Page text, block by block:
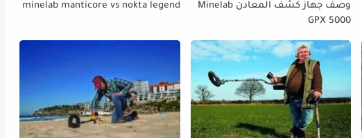
وصف جهاز كشف المعادن Minelab
GPX 5000
minelab manticore vs nokta legend